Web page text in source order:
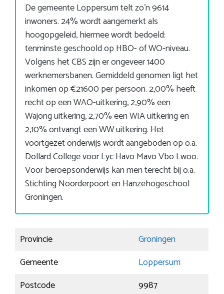
De gemeente Loppersum telt zo’n 9614
inwoners. 24% wordt aangemerkt als
hoogopgeleid, hiermee wordt bedoeld:
tenminste geschoold op HBO- of WO-niveau.
Volgens het CBS zijn er ongeveer 1400
werknemersbanen. Gemiddeld genomen ligt het
inkomen op €21600 per persoon. 2,00% heeft
recht op een WAO-uitkering, 2,90% een
Wajong uitkering, 2,70% een WIA uitkering en
2,10% ontvangt een WW uitkering. Het
voortgezet onderwijs wordt aangeboden op o.a.
Dollard College voor Lyc Havo Mavo Vbo Lwoo.
Voor beroepsonderwijs kan men terecht bij o.a.
Stichting Noorderpoort en Hanzehogeschool
Groningen.
Provincie
Groningen
Gemeente
Loppersum
Postcode
9987